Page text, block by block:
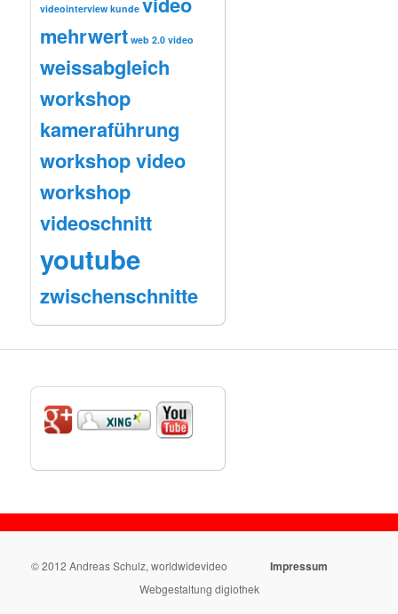
videointerview kunde
mehrwert web 2.0 video
weissabgleich
workshop
kameraführung
workshop video
workshop
videoschnitt
youtube
zwischenschnitte
© 2012 Andreas Schulz, worldwidevideo Impressum
Webgestaltung digiothek